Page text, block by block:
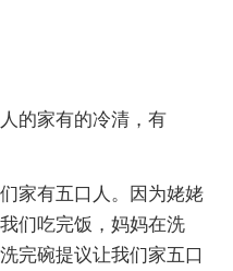
的家有的冷清，有
家有五口人。因为姥姥
们吃完饭，妈妈在洗
完碗提议让我们家五口